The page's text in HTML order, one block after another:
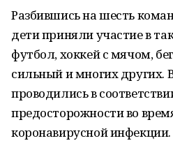
Разбившись на шесть
дети приняли участие в
футбол, хоккей с мячом,
сильный и многих других.
проводились в
предосторожности во
коронавирусной инфекции.